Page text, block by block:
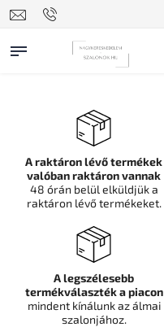
A raktáron lévő termékek
valóban raktáron vannak
48 órán belül elküldjük a
raktáron lévő termékeket.
A legszélesebb
termékválaszték a piacon
mindent kínálunk az álmai
szalonjához.